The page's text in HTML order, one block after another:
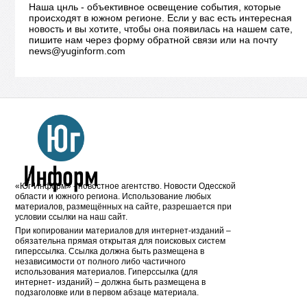
Наша цнль - объективное освещение события, которые
происходят в южном регионе. Если у вас есть интересная
новость и вы хотите, чтобы она появилась на нашем сате,
пишите нам через форму обратной связи или на почту
news@yuginform.com
«Юг-Информ» - новостное агентство. Новости Одесской
области и южного региона. Использование любых
материалов, размещённых на сайте, разрешается при
условии ссылки на наш сайт.
При копировании материалов для интернет-изданий –
обязательна прямая открытая для поисковых систем
гиперссылка. Ссылка должна быть размещена в
независимости от полного либо частичного
использования материалов. Гиперссылка (для
интернет- изданий) – должна быть размещена в
подзаголовке или в первом абзаце материала.